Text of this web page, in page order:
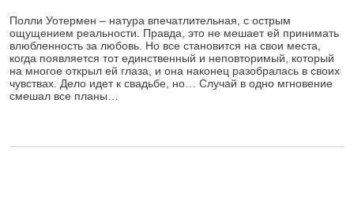
Полли Уотермен – натура впечатлительная, с острым
ощущением реальности. Правда, это не мешает ей принимать
влюбленность за любовь. Но все становится на свои места,
когда появляется тот единственный и неповторимый, который
на многое открыл ей глаза, и она наконец разобралась в своих
чувствах. Дело идет к свадьбе, но… Случай в одно мгновение
смешал все планы…